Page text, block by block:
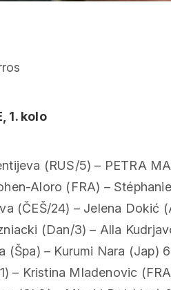
1. kolo
(RUS/5) – PETRA
Aloro (FRA) –
(ČEŠ/24) – Jelena Dokić
(Dan/3) – Alla
(Špa) – Kurumi Nara (Jap)
– Kristina Mladenovic